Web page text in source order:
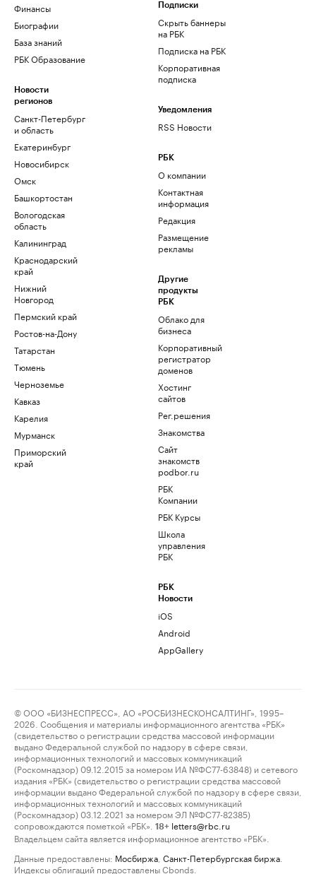
Финансы
Биографии
База знаний
РБК Образование
Новости
регионов
Санкт-Петербург
и область
Екатеринбург
Новосибирск
Омск
Башкортостан
Вологодская
область
Калининград
Краснодарский
край
Нижний
Новгород
Пермский край
Ростов-на-Дону
Татарстан
Тюмень
Черноземье
Кавказ
Карелия
Мурманск
Приморский
край
Подписки
Скрыть баннеры
на РБК
Подписка на РБК
Корпоративная
подписка
Уведомления
RSS Новости
РБК
О компании
Контактная
информация
Редакция
Размещение
рекламы
Другие
продукты
РБК
Облако для
бизнеса
Корпоративный
регистратор
доменов
Хостинг
сайтов
Рег.решения
Знакомства
Сайт
знакомств
podbor.ru
РБК
Компании
РБК Курсы
Школа
управления
РБК
РБК
Новости
iOS
Android
AppGallery
© ООО «БИЗНЕСПРЕСС», АО «РОСБИЗНЕСКОНСАЛТИНГ», 1995–
2026. Сообщения и материалы информационного агентства «РБК»
(свидетельство о регистрации средства массовой информации
выдано Федеральной службой по надзору в сфере связи,
информационных технологий и массовых коммуникаций
(Роскомнадзор) 09.12.2015 за номером ИА №ФС77-63848) и сетевого
издания «РБК» (свидетельство о регистрации средства массовой
информации выдано Федеральной службой по надзору в сфере связи,
информационных технологий и массовых коммуникаций
(Роскомнадзор) 03.12.2021 за номером ЭЛ №ФС77-82385)
сопровождаются пометкой «РБК».
18+ letters@rbc.ru
Владельцем сайта является информационное агентство «РБК».
Данные предоставлены: Мосбиржа Санкт-Петербургская биржа
Индексы облигаций предоставлены Cbonds.